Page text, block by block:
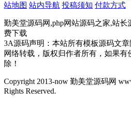
站地图 站内导航 投稿须知 付款方式
勤美堂源码网,php网站源码之家,站
费下载
3A源码声明：本站所有模板源码文
网络转载，版权归作者所有，如果有
除！
Copyright 2013-now 勤美堂源码网
Rights Reserved.